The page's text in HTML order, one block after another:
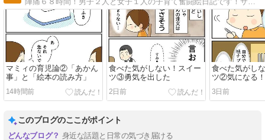
マミィの育児論②「あかん
事」と「絵本の読み方」
14時間前
食べた気がしない！スイー
ツ③勇気を出した
2日前
食べた気がし
ツ②気になる！
3日前
このブログのここがポイント
身近な話題と日常の気づき届ける